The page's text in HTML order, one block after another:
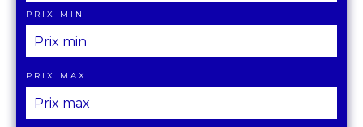
PRIX MIN
PRIX MAX